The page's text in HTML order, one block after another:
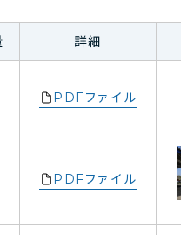
詳細
PDFファイル
PDFファイル